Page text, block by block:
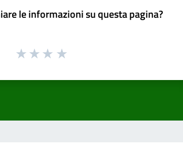
le informazioni su questa pagina?